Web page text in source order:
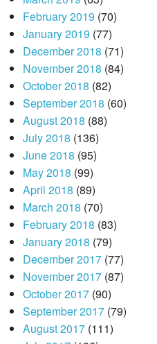
February 2019 (70)
January 2019 (77)
December 2018 (71)
November 2018 (84)
October 2018 (82)
September 2018 (60)
August 2018 (88)
July 2018 (136)
June 2018 (95)
May 2018 (99)
April 2018 (89)
March 2018 (70)
February 2018 (83)
January 2018 (79)
December 2017(77)
November 2017(87)
October 2017(90)
September 2017(79)
August 2017(111)